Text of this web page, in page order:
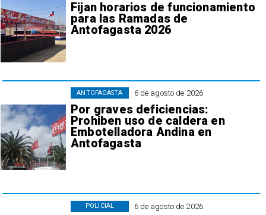
Fijan horarios de funcionamiento
para las Ramadas de
Antofagasta 2026
6 de agosto de 2026
Por graves deficiencias:
Prohiben uso de caldera en
Embotelladora Andina en
Antofagasta
ANTOFAGASTA
6 de agosto de 2026
POLICIAL